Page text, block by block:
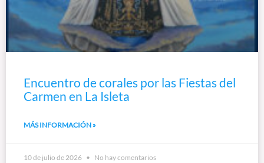
Encuentro de corales por las Fiestas del
Carmen en La Isleta
MÁS INFORMACIÓN »
10 de julio de 2026 No hay comentarios